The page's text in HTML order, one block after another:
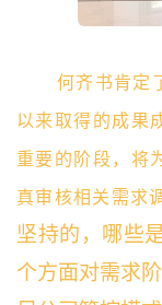
何齐书肯定
以来取得的成果
重要的阶段，将
真审核相关需求
坚持的，哪些
个方面对需求